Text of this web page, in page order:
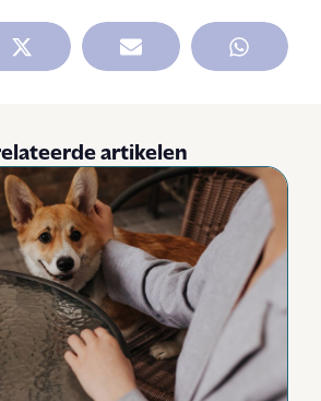
artikelen